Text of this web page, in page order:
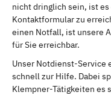
nicht dringlich sein, ist
Kontaktformular zu
einen Notfall, ist unsere
für Sie erreichbar.
Unser Notdienst-Service
schnell zur Hilfe. Dabei
Klempner-Tätigkeiten es